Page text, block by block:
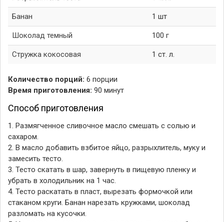
Банан 1 шт
Шоколад темный 100 г
Стружка кокосовая 1 ст. л.
Количество порций: 6 порции
Время приготовления: 90 минут
Способ приготовления
1. Размягченное сливочное масло смешать с солью и
сахаром.
2. В масло добавить взбитое яйцо, разрыхлитель, муку и
замесить тесто.
3. Тесто скатать в шар, завернуть в пищевую пленку и
убрать в холодильник на 1 час.
4. Тесто раскатать в пласт, вырезать формочкой или
стаканом круги. Банан нарезать кружками, шоколад
разломать на кусочки.